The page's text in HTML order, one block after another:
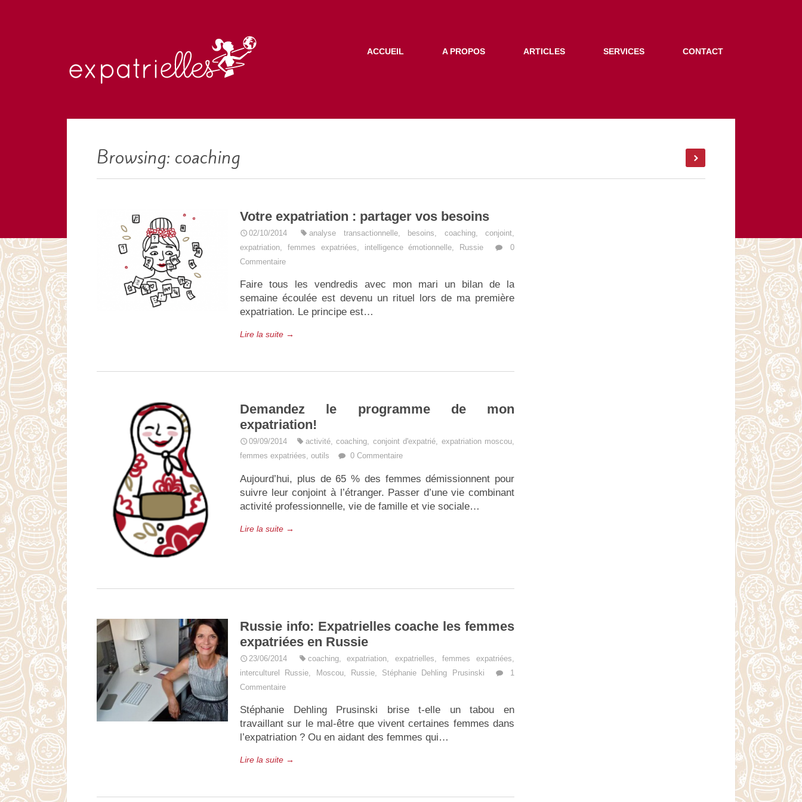
ACCUEIL A PROPOS ARTICLES SERVICES CONTACT
Browsing: coaching
Votre expatriation : partager vos besoins
02/10/2014 analyse transactionnelle, besoins, coaching,conjoint,
expatriation, femmes expatriées, intelligence émotionnelle, Russie
0
Commentaire
Faire tous les vendredis avec mon mari un bilan de la
semaine écoulée est devenu un rituel lors de ma première
expatriation. Le principe est…
Lire la suite →
Demandez le programme de mon
expatriation!
09/09/2014 activité, coaching, conjoint d'expatrié, expatriation moscou,
femmes expatriées, outils 0 Commentaire
Aujourd’hui, plus de 65 % des femmes démissionnent pour
suivre leur conjoint à l’étranger. Passer d’une vie combinant
activité professionnelle, vie de famille et vie sociale…
Lire la suite →
Russie info: Expatrielles coache les femmes
expatriées en Russie
23/06/2014 coaching,expatriation, expatrielles,femmes expatriées,
interculturel Russie, Moscou, Russie, Stéphanie Dehling Prusinski
1
Commentaire
Stéphanie Dehling Prusinski brise t-elle un tabou en
travaillant sur le mal-être que vivent certaines femmes dans
l’expatriation ? Ou en aidant des femmes qui…
Lire la suite →